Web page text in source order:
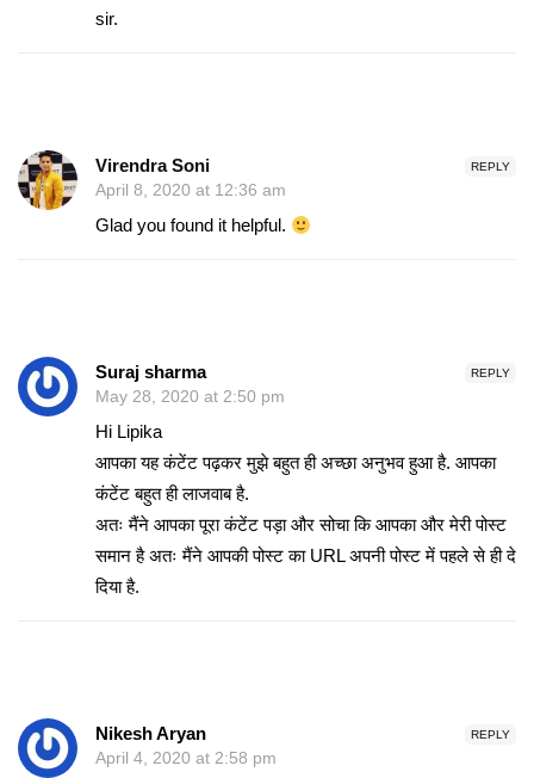
sir.
REPLY
Virendra Soni
April 8, 2020 at 12:36 am
Glad you found it helpful.
REPLY
Suraj sharma
May 28, 2020 at 2:50 pm
Hi Lipika
आपका यह कंटेंट पढ़कर मुझे बहुत ही अच्छा अनुभव हुआ है. आपका
कंटेंट बहुत ही लाजवाब है.
अतः मैंने आपका पूरा कंटेंट पड़ा और सोचा कि आपका और मेरी पोस्ट
समान है अतः मैंने आपकी पोस्ट का URL अपनी पोस्ट में पहले से ही दे
दिया है.
REPLY
Nikesh Aryan
April 4, 2020 at 2:58 pm